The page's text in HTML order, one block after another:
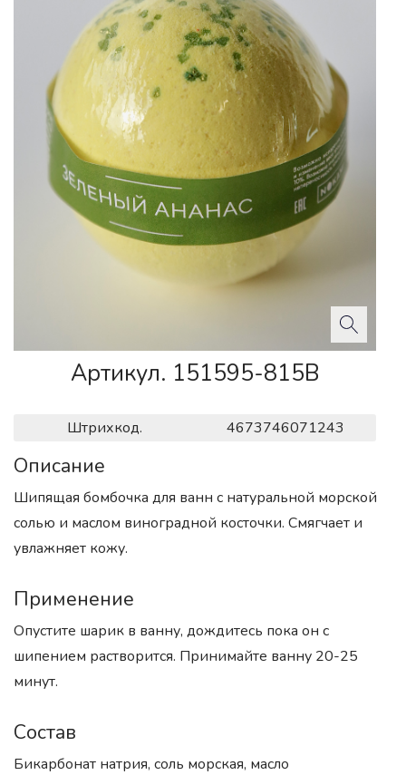
Артикул. 151595-815B
Штрихкод. 4673746071243
Описание
Шипящая бомбочка для ванн с натуральной морской
солью и маслом виноградной косточки. Смягчает и
увлажняет кожу.
Применение
Опустите шарик в ванну, дождитесь пока он с
шипением растворится. Принимайте ванну 20-25
минут.
Состав
Бикарбонат натрия, соль морская, масло